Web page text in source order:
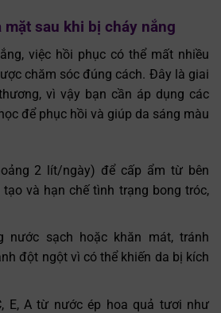
mặt sau khi bị cháy nắng
việc hồi phục có thể mất nhiều
chăm sóc đúng cách. Đây là giai
vì vậy bạn cần áp dụng các
để phục hồi và giúp da sáng màu
2 lít/ngày) để cấp ẩm từ bên
và hạn chế tình trạng bong tróc,
nước sạch hoặc khăn mát, tránh
đột ngột vì có thể khiến da bị kích
E, A từ nước ép hoa quả tươi như